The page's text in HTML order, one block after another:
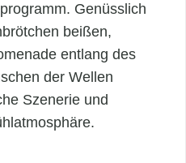
Genüsslich
beißen,
entlang des
der Wellen
Szenerie und